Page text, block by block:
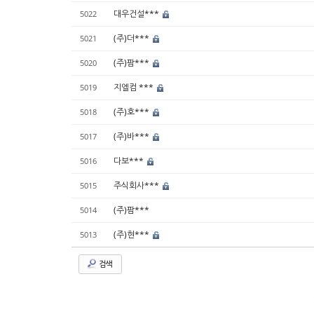
5022 대우건설***
5021 (주)더***
5020 (주)팜***
5019 지엘컴 ***
5018 (주)호***
5017 (주)바***
5016 다보***
5015 주식회사***
5014 (주)팜***
5013 (주)현***
검색